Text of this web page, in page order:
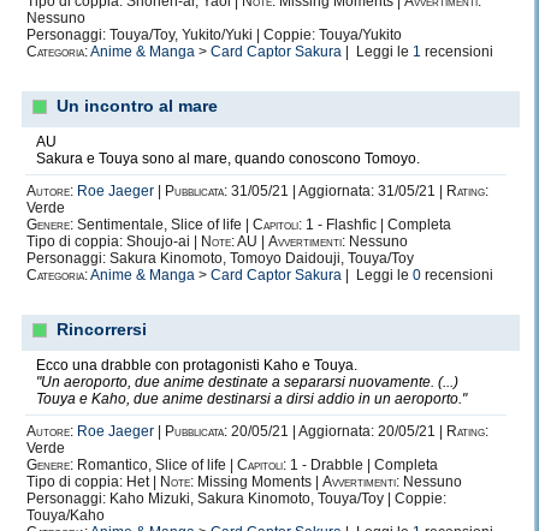
Nessuno
Personaggi: Touya/Toy, Yukito/Yuki | Coppie: Touya/Yukito
Categoria:Anime & Manga > Card Captor Sakura | Leggi le 1 recensioni
Un incontro al mare
AU
Sakura e Touya sono al mare, quando conoscono Tomoyo.
Autore: Roe Jaeger Pubblicata: 31/05/21 | Aggiornata: 31/05/21 |
Rating:
Verde
Genere: Sentimentale, Slice of life | Capitoli: 1 - Flashfic | Completa
Tipo di coppia: Shoujo-ai |
Note:AU | Avvertimenti: Nessuno
Personaggi: Sakura Kinomoto, Tomoyo Daidouji, Touya/Toy
Categoria:Anime & Manga > Card Captor Sakura | Leggi le 0 recensioni
Rincorrersi
Ecco una drabble con protagonisti Kaho e Touya.
"Un aeroporto, due anime destinate a separarsi nuovamente. (...)
Touya e Kaho, due anime destinarsi a dirsi addio in un aeroporto."
Autore: Roe Jaeger Pubblicata: 20/05/21 | Aggiornata: 20/05/21 |
Rating:
Verde
Genere: Romantico, Slice of life | Capitoli: 1 - Drabble | Completa
Tipo di coppia: Het |
Note: Missing Moments | Avvertimenti: Nessuno
Personaggi: Kaho Mizuki, Sakura Kinomoto, Touya/Toy | Coppie:
Touya/Kaho